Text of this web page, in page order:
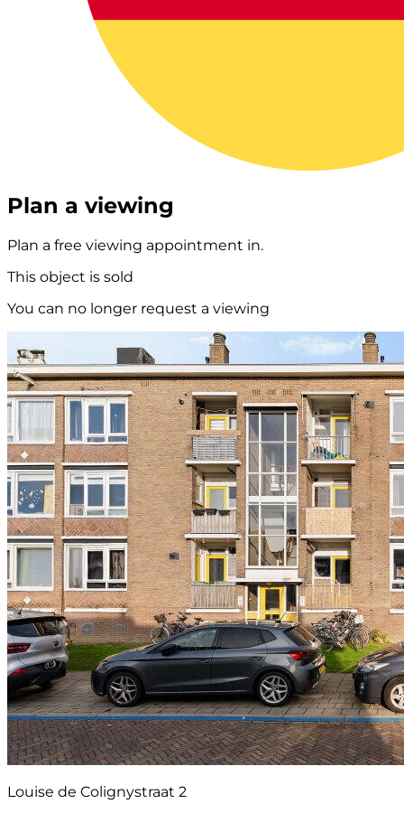
Plan a viewing
Plan a free viewing appointment in.
This object is sold
You can no longer request a viewing
Louise de Colignystraat 2